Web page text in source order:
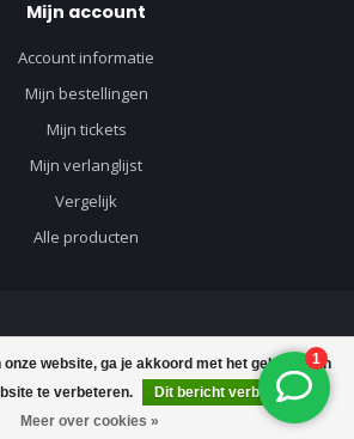
€3,60 Toevoegen aan winkelwagen
website, ga je akkoord met het gebruik van
te verbeteren.
Dit bericht verbergen
Meer over cookies »
Mijn account
Account informatie
Mijn bestellingen
Mijn tickets
Mijn verlanglijst
Vergelijk
Alle producten
voor vloeren en toebehoren - Powered by
Lightspeed design byDyvelopment